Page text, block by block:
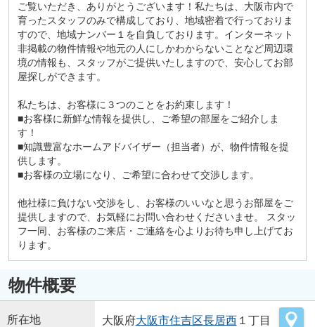
ご覧いただき、ありがとうございます！私たちは、大阪市内で
育ったスタッフのみで構成しており、地域密着で行っておりま
すので、地域ナンバー１を自負しております。インターネット
非掲載の物件情報や地元の人にしかわからないことなど周辺環
境の情報も、スタッフがご提供いたしますので、安心してお部
屋探しができます。
私たちは、お客様に３つのことをお約束します！
■お客様に新鮮な情報を提供し、ご希望の部屋をご紹介しま
す！
■知識豊富なホームアドバイザー（担当者）が、物件情報を提
供します。
■お客様の立場になり、ご希望に合わせて交渉します。
他社様に負けない交渉をし、お客様のいいなと思うお部屋をご
提供しますので、お気軽にお問い合わせくださいませ。 スタッ
フ一同、お客様のご来店・ご連絡を心よりお待ち申し上げてお
ります。
物件概要
所在地 大阪府大阪市住吉区長居西１丁目